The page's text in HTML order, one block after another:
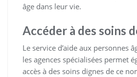
âge dans leur vie.
Accéder à des soins
Le service d’aide aux personnes
les agences spécialisées permet
accès à des soins dignes de ce